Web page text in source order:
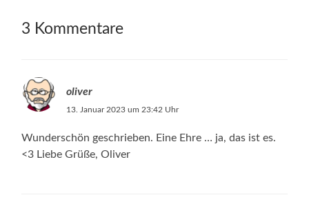
3 Kommentare
oliver
13. Januar 2023 um 23:42 Uhr
Wunderschön geschrieben. Eine Ehre … ja, das ist es.
<3 Liebe Grüße, Oliver